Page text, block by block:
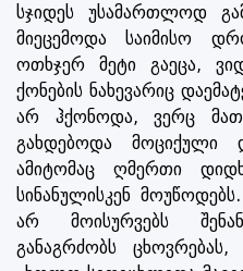
სჯიდეს უსამართლოდ
მიეცემოდა საიმისო
ოთხჯერ მეტი გაეცა,
ქონების ნახევარიც
არ ჰქონოდა, ვერც
გახდებოდა მოციქული
ამიტომაც ღმერთი
სინანულისკენ
არ მოისურვებს
განაგრძობს